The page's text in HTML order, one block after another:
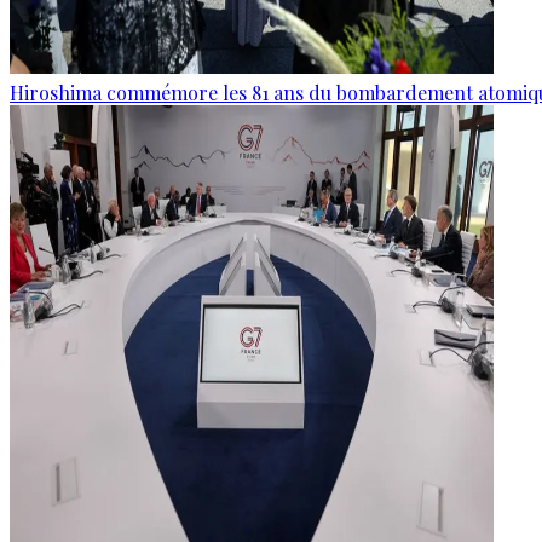
Hiroshima commémore les 81 ans du bombardement